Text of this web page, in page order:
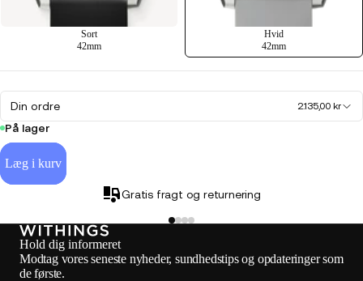
Sort
42mm
Hvid
42mm
Din ordre 2.135,00 kr
På lager
Læg i kurv
Gratis fragt og returnering
Hold dig informeret
Modtag vores seneste nyheder, sundhedstips og opdateringer som
de første.